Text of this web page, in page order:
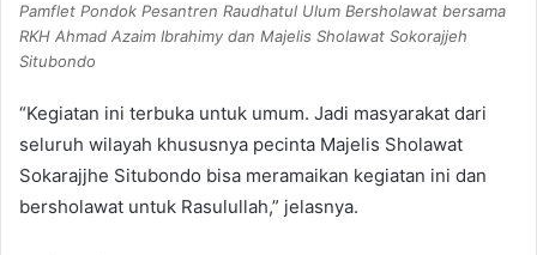
Pamflet Pondok Pesantren Raudhatul Ulum Bersholawat bersama
RKH Ahmad Azaim Ibrahimy dan Majelis Sholawat Sokorajjeh
Situbondo
“Kegiatan ini terbuka untuk umum. Jadi masyarakat dari
seluruh wilayah khususnya pecinta Majelis Sholawat
Sokarajjhe Situbondo bisa meramaikan kegiatan ini dan
bersholawat untuk Rasulullah,” jelasnya.